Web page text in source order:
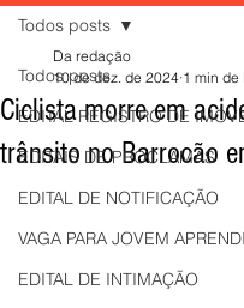
Todos posts
EDITAL REGISTRO DE
EDITAIS DE PROCLAMAS
EDITAL DE NOTIFICAÇÃO
VAGA PARA JOVEM
EDITAL DE INTIMAÇÃO
Todos posts
Ciclista morre em
trânsito no Barrocão
Da redação
10 de dez. de 2024 1 min de